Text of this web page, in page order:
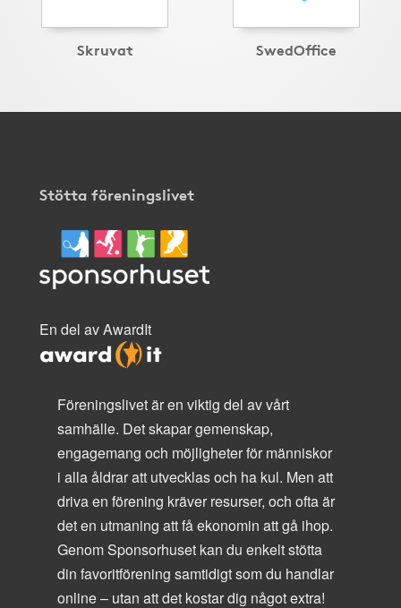
Skruvat SwedOffice
Stötta föreningslivet
En del av AwardIt
Föreningslivet är en viktig del av vårt
samhälle. Det skapar gemenskap,
engagemang och möjligheter för människor
i alla åldrar att utvecklas och ha kul. Men att
driva en förening kräver resurser, och ofta är
det en utmaning att få ekonomin att gå ihop.
Genom Sponsorhuset kan du enkelt stötta
din favoritförening samtidigt som du handlar
online – utan att det kostar dig något extra!